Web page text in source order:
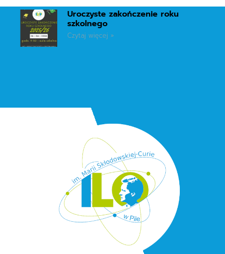
Uroczyste zakończenie roku
szkolnego
Czytaj więcej »